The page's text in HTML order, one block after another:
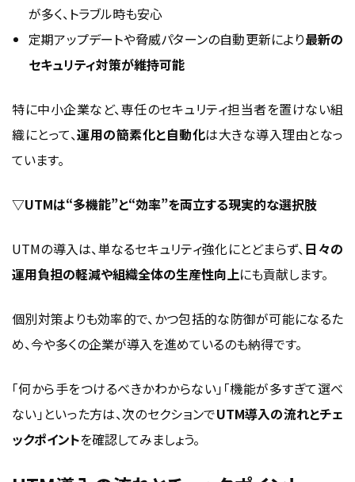
が多く、トラブル時も安心
定期アップデートや脅威パターンの自動更新により最新の
セキュリティ対策が維持可能
特に中小企業など、専任のセキュリティ担当者を置けない組
織にとって、運用の簡素化と自動化は大きな導入理由となっ
ています。
▽UTMは“多機能”と“効率”を両立する現実的な選択肢
UTMの導入は、単なるセキュリティ強化にとどまらず、 日々の
運用負担の軽減や組織全体の生産性向上にも貢献します。
個別対策よりも効率的で、かつ包括的な防御が可能になるた
め、今や多くの企業が導入を進めているのも納得です。
「何から手をつけるべきかわからない」「機能が多すぎて選べ
ない」といった方は、次のセクションでUTM導入の流れとチェ
ックポイントを確認してみましょう。